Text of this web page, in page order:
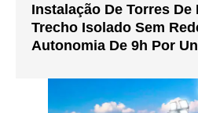
Instalação De Torres De
Trecho Isolado Sem
Autonomia De 9h Por